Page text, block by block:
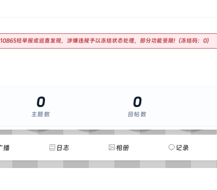
经举报或巡查发现，涉嫌违规予以冻结状态处理，部分功能受限!（冻结码：0）
0
主题数
0
回帖数
播 日志 相册 记录